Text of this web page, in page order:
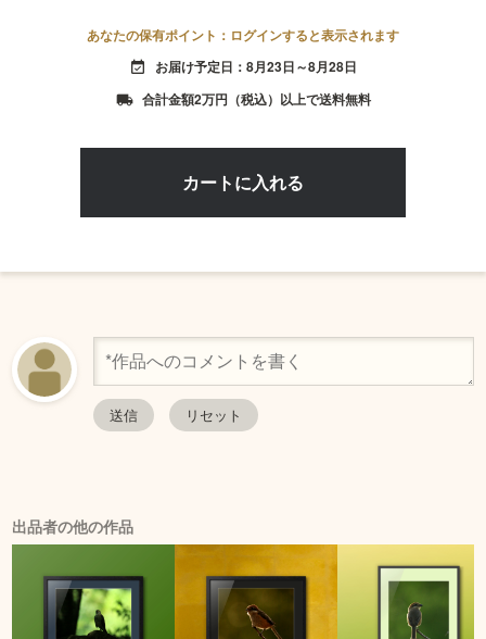
あなたの保有ポイント：ログインすると表示されます
event_available お届け予定日：8月23日～8月28日
local_shipping 合計金額2万円（税込）以上で送料無料
出品者の他の作品